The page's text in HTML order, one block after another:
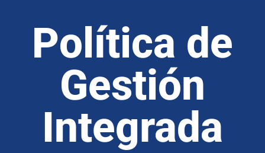
Política de
Gestión
Integrada